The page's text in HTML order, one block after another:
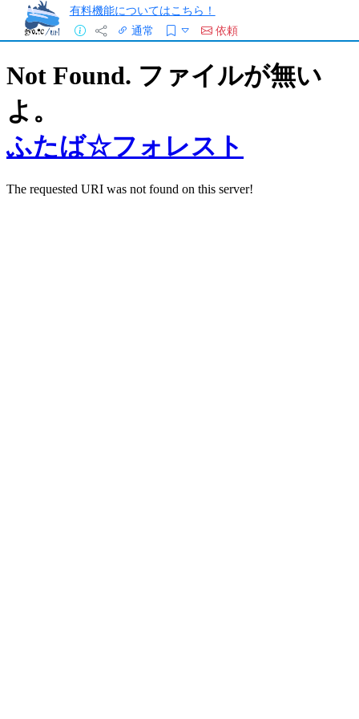
有料機能についてはこちら！
通常
依頼